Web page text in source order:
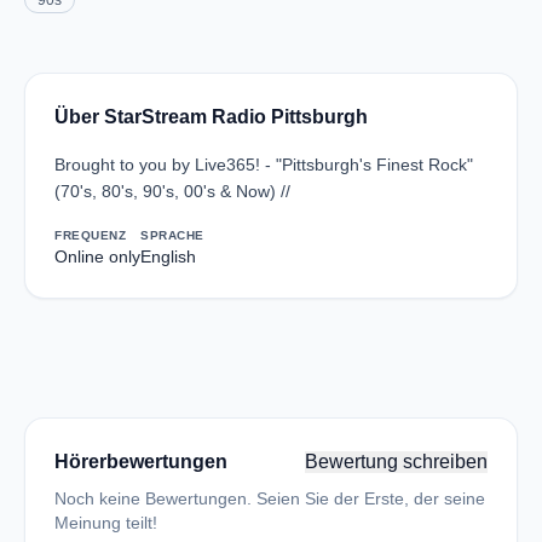
Über StarStream Radio Pittsburgh
Brought to you by Live365! - "Pittsburgh's Finest Rock"
(70's, 80's, 90's, 00's & Now) //
FREQUENZ
Online only
SPRACHE
English
Hörerbewertungen Bewertung schreiben
Noch keine Bewertungen. Seien Sie der Erste, der seine
Meinung teilt!